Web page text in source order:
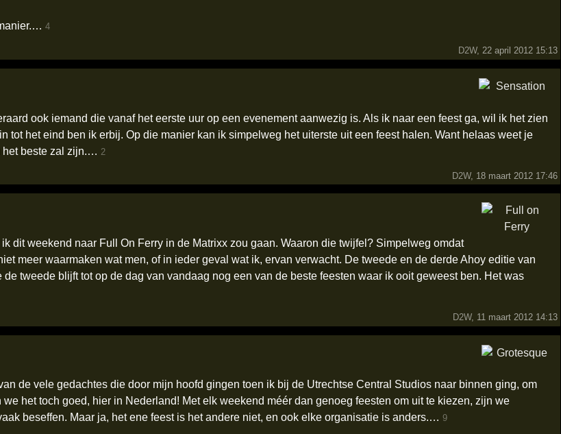
4
D2W, 22 april 2012 15:13
ook iemand die vanaf het eerste uur op een evenement aanwezig is. Als ik naar een feest ga, wil ik het zien
tot het eind ben ik erbij. Op die manier kan ik simpelweg het uiterste uit een feest halen. Want helaas weet je
het beste zal zijn.… 2
D2W, 18 maart 2012 17:46
dit weekend naar Full On Ferry in de Matrixx zou gaan. Waaron die twijfel? Simpelweg omdat
meer waarmaken wat men, of in ieder geval wat ik, ervan verwacht. De tweede en de derde Ahoy editie van
tweede blijft tot op de dag van vandaag nog een van de beste feesten waar ik ooit geweest ben. Het was
D2W, 11 maart 2012 14:13
de vele gedachtes die door mijn hoofd gingen toen ik bij de Utrechtse Central Studios naar binnen ging, om
het toch goed, hier in Nederland! Met elk weekend méér dan genoeg feesten om uit te kiezen, zijn we
beseffen. Maar ja, het ene feest is het andere niet, en ook elke organisatie is anders.… 9